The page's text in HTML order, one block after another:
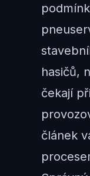
hasičů,
čekají
článek